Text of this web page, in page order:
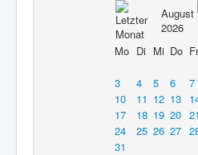
August
2026
Mo Di Mi Do Fr
3
4 5 6 7
10
11 12 13
17
18 19 20 21
24
25 26 27
31